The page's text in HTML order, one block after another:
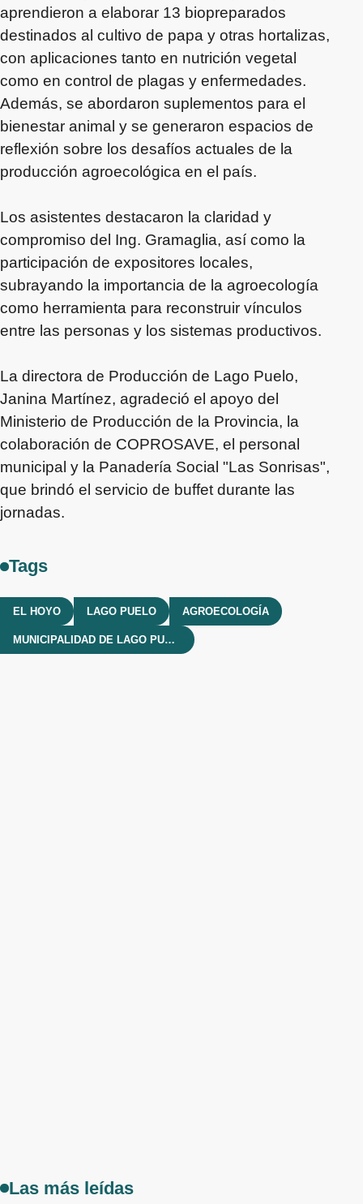
aprendieron a elaborar 13 biopreparados
destinados al cultivo de papa y otras hortalizas,
con aplicaciones tanto en nutrición vegetal
como en control de plagas y enfermedades.
Además, se abordaron suplementos para el
bienestar animal y se generaron espacios de
reflexión sobre los desafíos actuales de la
producción agroecológica en el país.
Los asistentes destacaron la claridad y
compromiso del Ing. Gramaglia, así como la
participación de expositores locales,
subrayando la importancia de la agroecología
como herramienta para reconstruir vínculos
entre las personas y los sistemas productivos.
La directora de Producción de Lago Puelo,
Janina Martínez, agradeció el apoyo del
Ministerio de Producción de la Provincia, la
colaboración de COPROSAVE, el personal
municipal y la Panadería Social "Las Sonrisas",
que brindó el servicio de buffet durante las
jornadas.
Tags
EL HOYO LAGO PUELO AGROECOLOGÍA
MUNICIPALIDAD DE LAGO PUELO
Las más leídas